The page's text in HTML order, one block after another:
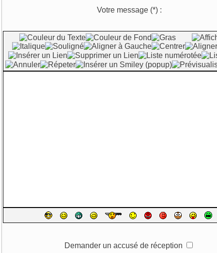
Votre message (*) :
Demander un accusé de réception